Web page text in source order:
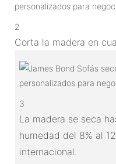
2
Corta la madera en
3
La madera se seca
humedad del 8% al
internacional.